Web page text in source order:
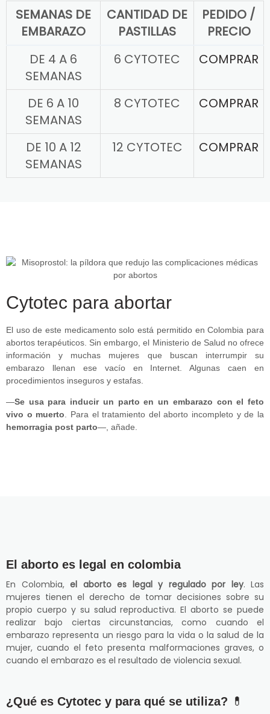
SEMANAS DE
EMBARAZO
CANTIDAD DE
PASTILLAS
PEDIDO /
PRECIO
DE 4 A 6
SEMANAS
6 CYTOTEC COMPRAR
DE 6 A 10
SEMANAS
8 CYTOTEC COMPRAR
DE 10 A 12
SEMANAS
12 CYTOTEC COMPRAR
Cytotec para abortar
El uso de este medicamento solo está permitido en Colombia para
abortos terapéuticos. Sin embargo, el Ministerio de Salud no ofrece
información y muchas mujeres que buscan interrumpir su
embarazo llenan ese vacío en Internet. Algunas caen en
procedimientos inseguros y estafas.
—Se usa para inducir un parto en un embarazo con el feto
vivo o muerto . Para el tratamiento del aborto incompleto y de la
hemorragia post parto—, añade.
El aborto es legal en colombia
En Colombia, el aborto es legal y regulado por ley. Las
mujeres tienen el derecho de tomar decisiones sobre su
propio cuerpo y su salud reproductiva. El aborto se puede
realizar bajo ciertas circunstancias, como cuando el
embarazo representa un riesgo para la vida o la salud de la
mujer, cuando el feto presenta malformaciones graves, o
cuando el embarazo es el resultado de violencia sexual.
¿Qué es Cytotec y para qué se utiliza? 💊